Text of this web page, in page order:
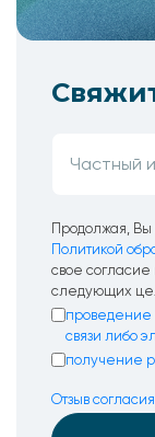
Продолжая, Вы
Политикой
свое
следующих
проведение
связи либо
получение
Отзыв